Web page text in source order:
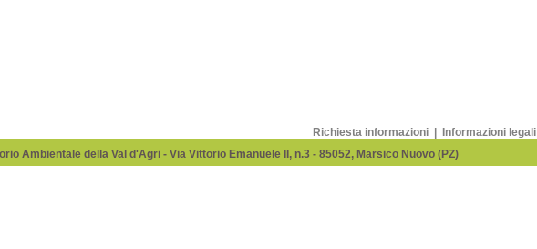
Richiesta informazioni Informazioni legali
Ambientale della Val d'Agri - Via Vittorio Emanuele II, n.3 - 85052, Marsico Nuovo (PZ)